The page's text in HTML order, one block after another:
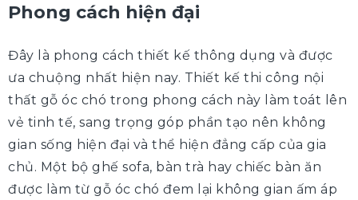
Phong cách hiện đại
Đây là phong cách thiết kế thông dụng và được
ưa chuộng nhất hiện nay. Thiết kế thi công nội
thất gỗ óc chó trong phong cách này làm toát lên
vẻ tinh tế, sang trọng góp phần tạo nên không
gian sống hiện đại và thể hiện đẳng cấp của gia
chủ. Một bộ ghế sofa, bàn trà hay chiếc bàn ăn
được làm từ gỗ óc chó đem lại không gian ấm áp